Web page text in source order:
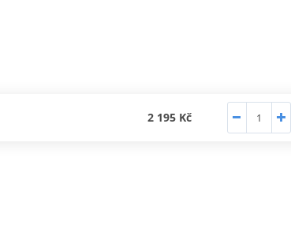
2 195 Kč